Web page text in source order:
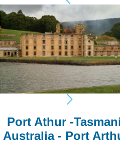
Port Athur -
Australia - Port